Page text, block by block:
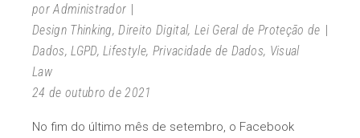
porAdministrador
Design Thinking,Direito Digital, Lei Geral de Proteção de
Dados,LGPD,Lifestyle, Privacidade de Dados, Visual
Law
24 de outubro de 2021
No fim do último mês de setembro, o Facebook